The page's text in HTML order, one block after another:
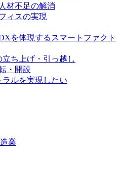
材不足の解消
ィスの実現
を体現するスマートファクト
ち上げ・引っ越し
・開設
ルを実現したい
業